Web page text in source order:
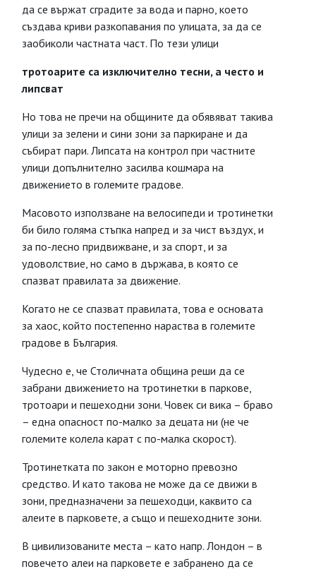
да се вържат сградите за вода и парно, което
създава криви разкопавания по улицата, за да се
заобиколи частната част. По тези улици
тротоарите са изключително тесни, а често и
липсват
Но това не пречи на общините да обявяват такива
улици за зелени и сини зони за паркиране и да
събират пари. Липсата на контрол при частните
улици допълнително засилва кошмара на
движението в големите градове.
Масовото използване на велосипеди и тротинетки
би било голяма стъпка напред и за чист въздух, и
за по-лесно придвижване, и за спорт, и за
удоволствие, но само в държава, в която се
спазват правилата за движение.
Когато не се спазват правилата, това е основата
за хаос, който постепенно нараства в големите
градове в България.
Чудесно е, че Столичната община реши да се
забрани движението на тротинетки в паркове,
тротоари и пешеходни зони. Човек си вика – браво
– една опасност по-малко за децата ни (не че
големите колела карат с по-малка скорост).
Тротинетката по закон е моторно превозно
средство. И като такова не може да се движи в
зони, предназначени за пешеходци, каквито са
алеите в парковете, а също и пешеходните зони.
В цивилизованите места – като напр. Лондон – в
повечето алеи на парковете е забранено да се